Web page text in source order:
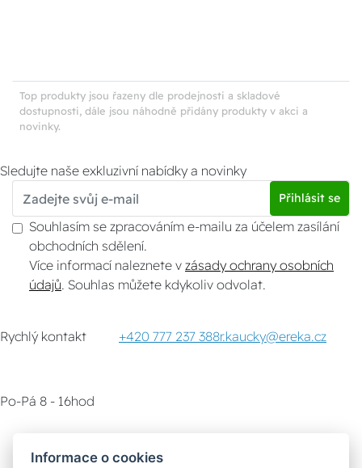
Top produkty jsou řazeny dle prodejnosti a skladové
dostupnosti, dále jsou náhodně přidány produkty v akci a
novinky.
Sledujte naše exkluzivní nabídky a novinky
Přihlásit se
Souhlasím se zpracováním e-mailu za účelem zasílání
obchodních sdělení.
Více informací naleznete v zásady ochrany osobních
údajů . Souhlas můžete kdykoliv odvolat.
Rychlý kontakt +420 777 237 388r.kaucky@ereka.cz
Po-Pá 8 - 16hod
Informace o cookies